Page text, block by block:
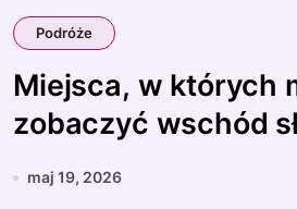
Podróże
Miejsca, w których
zobaczyć wschód
oceanem
maj 19, 2026